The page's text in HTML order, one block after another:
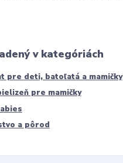
v kategóriách
pre deti, batoľatá a mamičky
pre mamičky
a pôrod